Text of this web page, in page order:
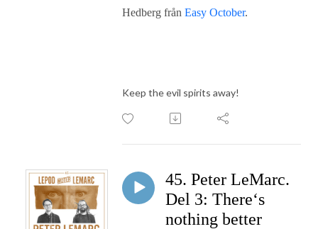
Hedberg från Easy October.
Keep the evil spirits away!
45. Peter LeMarc.
Del 3: There‘s
nothing better